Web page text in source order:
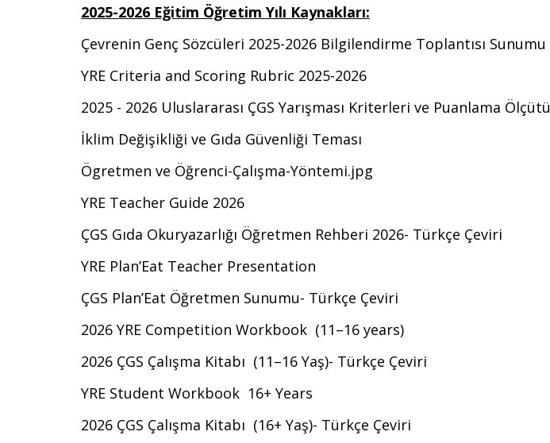
2025-2026 Eğitim Öğretim Yılı Kaynakları:
Çevrenin Genç Sözcüleri 2025-2026 Bilgilendirme Toplantısı Sunumu
YRE Criteria and Scoring Rubric 2025-2026
2025 - 2026 Uluslararası ÇGS Yarışması Kriterleri ve Puanlama Ölçütü
İklim Değişikliği ve Gıda Güvenliği Teması
Ögretmen ve Öğrenci-Çalışma-Yöntemi.jpg
YRE Teacher Guide 2026
ÇGS Gıda Okuryazarlığı Öğretmen Rehberi 2026- Türkçe Çeviri
YRE Plan’Eat Teacher Presentation
ÇGS Plan’Eat Öğretmen Sunumu- Türkçe Çeviri
2026 YRE Competition Workbook (11–16 years)
2026 ÇGS Çalışma Kitabı (11–16 Yaş)- Türkçe Çeviri
YRE Student Workbook 16+ Years
2026 ÇGS Çalışma Kitabı (16+ Yaş)- Türkçe Çeviri